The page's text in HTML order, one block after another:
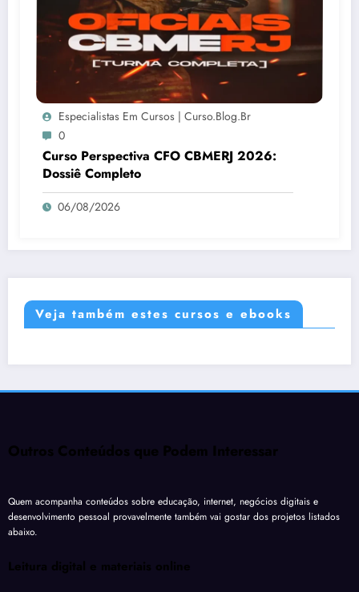
Especialistas Em Cursos | Curso.blog.br
0
Curso Perspectiva CFO CBMERJ 2026:
Dossiê Completo
06/08/2026
Veja também estes cursos e ebooks
Outros Conteúdos que Podem Interessar
Quem acompanha conteúdos sobre educação, internet, negócios digitais e
desenvolvimento pessoal provavelmente também vai gostar dos projetos listados
abaixo.
Leitura digital e materiais online